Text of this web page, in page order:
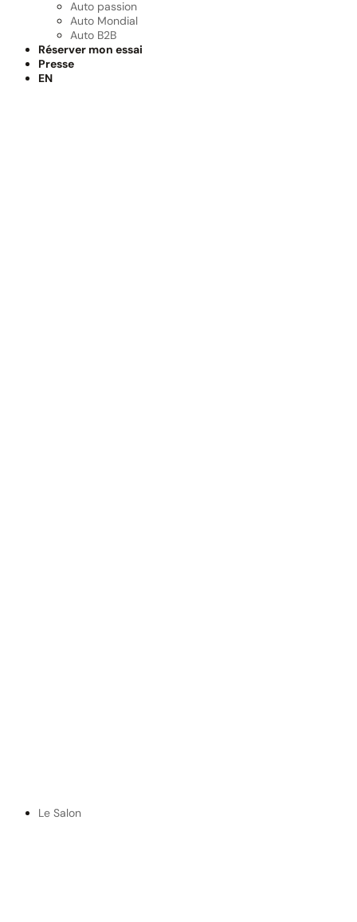
Auto passion
Auto Mondial
Auto B2B
Réserver mon essai
Presse
EN
Le Salon